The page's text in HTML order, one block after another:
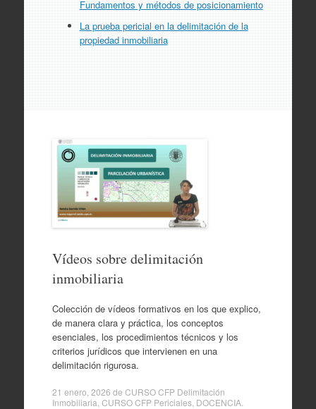
Fundamentos y métodos de posicionamiento
La prueba pericial en la delimitación de la
propiedad inmobiliaria
Vídeos sobre delimitación
inmobiliaria
Colección de vídeos formativos en los que explico,
de manera clara y práctica, los conceptos
esenciales, los procedimientos técnicos y los
criterios jurídicos que intervienen en una
delimitación rigurosa.
21 enero, 2026 de CURSO CFP Delimitación
Inmobiliaria CURSO CFP Periciales, DOCENCIA.